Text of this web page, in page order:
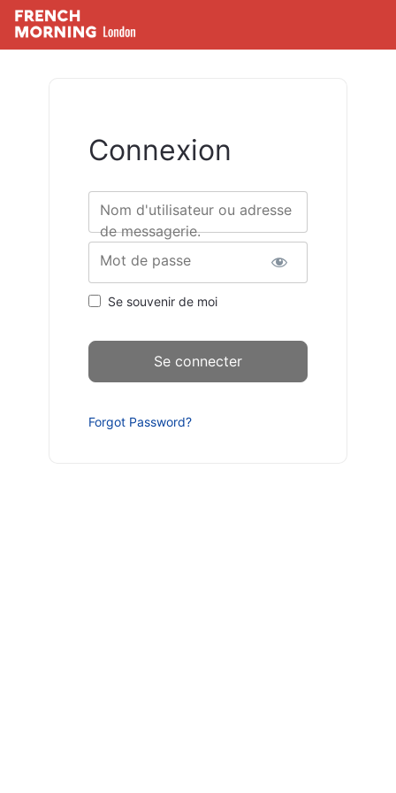
Connexion
Nom d'utilisateur ou adresse
de messagerie.
Mot de passe
Se souvenir de moi
Forgot Password?